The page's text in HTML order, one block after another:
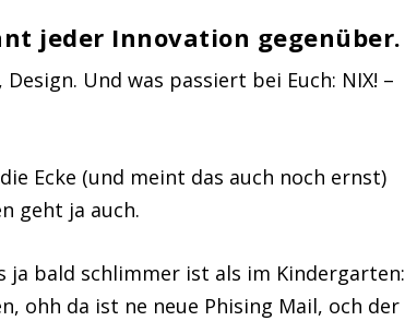
jeder Innovation gegenüber.
Und was passiert bei Euch: NIX! –
Ecke (und meint das auch noch ernst)
geht ja auch.
ja bald schlimmer ist als im Kindergarten:
ohh da ist ne neue Phising Mail, och der